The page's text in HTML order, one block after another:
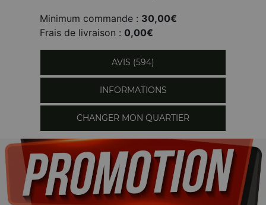
Minimum commande : 30,00€
Frais de livraison : 0,00€
AVIS (594)
INFORMATIONS
CHANGER MON QUARTIER